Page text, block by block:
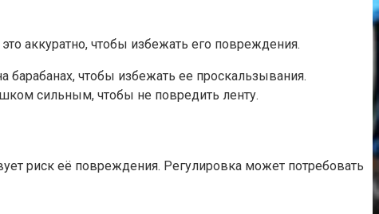
аккуратно, чтобы избежать его повреждения.
барабанах, чтобы избежать ее проскальзывания.
сильным, чтобы не повредить ленту.
риск её повреждения. Регулировка может потребовать